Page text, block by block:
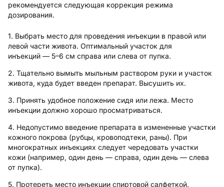
рекомендуется следующая коррекция режима
дозирования.
1. Выбрать место для проведения инъекции в правой или
левой части живота. Оптимальный участок для
инъекций — 5–6 см справа или слева от пупка.
2. Тщательно вымыть мыльным раствором руки и участок
живота, куда будет введен препарат. Высушить их.
3. Принять удобное положение сидя или лежа. Место
инъекции должно хорошо просматриваться.
4. Недопустимо введение препарата в измененные участки
кожного покрова (рубцы, кровоподтеки, раны). При
многократных инъекциях следует чередовать участки
кожи (например, один день — справа, один день — слева
от пупка).
5. Протереть место инъекции спиртовой салфеткой.